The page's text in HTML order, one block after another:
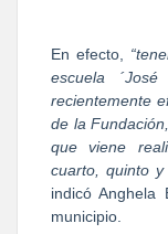
En efecto,
escuela
recientemente
de la
que viene
cuarto, quinto
indicó Anghela
municipio.